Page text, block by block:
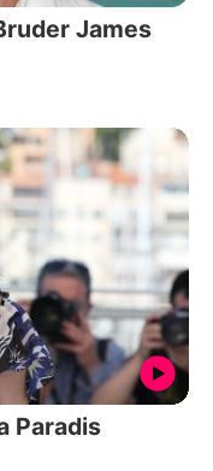
James
Paradis